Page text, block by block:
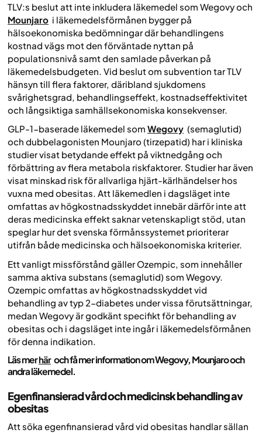
TLV:s beslut att inte inkludera läkemedel som Wegovy och
Mounjaro i läkemedelsförmånen bygger på
hälsoekonomiska bedömningar där behandlingens
kostnad vägs mot den förväntade nyttan på
populationsnivå samt den samlade påverkan på
läkemedelsbudgeten. Vid beslut om subvention tar TLV
hänsyn till flera faktorer, däribland sjukdomens
svårighetsgrad, behandlingseffekt, kostnadseffektivitet
och långsiktiga samhällsekonomiska konsekvenser.
GLP-1-baserade läkemedel som Wegovy (semaglutid)
och dubbelagonisten Mounjaro (tirzepatid) har i kliniska
studier visat betydande effekt på viktnedgång och
förbättring av flera metabola riskfaktorer. Studier har även
visat minskad risk för allvarliga hjärt-kärlhändelser hos
vuxna med obesitas. Att läkemedlen i dagsläget inte
omfattas av högkostnadsskyddet innebär därför inte att
deras medicinska effekt saknar vetenskapligt stöd, utan
speglar hur det svenska förmånssystemet prioriterar
utifrån både medicinska och hälsoekonomiska kriterier.
Ett vanligt missförstånd gäller Ozempic, som innehåller
samma aktiva substans (semaglutid) som Wegovy.
Ozempic omfattas av högkostnadsskyddet vid
behandling av typ 2-diabetes under vissa förutsättningar,
medan Wegovy är godkänt specifikt för behandling av
obesitas och i dagsläget inte ingår i läkemedelsförmånen
för denna indikation.
Läs merhär och få mer information om Wegovy, Mounjaro och
andra läkemedel.
Egenfinansierad vård och medicinsk behandling av
obesitas
Att söka egenfinansierad vård vid obesitas handlar sällan